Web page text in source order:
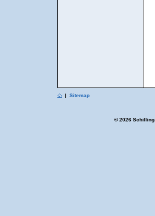
| Sitemap
© 2026